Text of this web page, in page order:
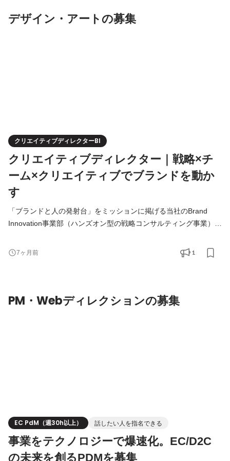
デザイン・アートの募集
クリエイティブディレクターBI
クリエイティブディレクター｜戦略×チ
ーム×クリエイティブでブランドを動か
す
「ブランドと人の発射台」をミッションに掲げる当社のBrand
Innovation事業部（ハンズオン型の戦略コンサルティング事業）に
ただきます。 ▍期待している役割 ──────────────── 幅広
いジャンルのプロダクトやブランド（消費財、化粧品、アパレル
7ヶ月前 1
PM・Webディレクションの募集
EC PdM（週30h以上） 話したい人を指名できる
事業をテクノロジーで爆速化。EC/D2C
の未来を創るPDMを募集